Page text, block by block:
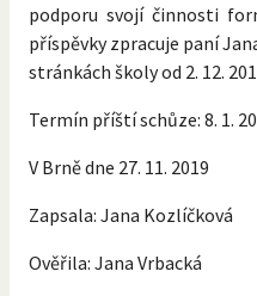
podporu svojí činnosti
příspěvky zpracuje paní
stránkách školy od 2. 12.
Termín příští schůze: 8. 1.
V Brně dne 27. 11. 2019
Zapsala: Jana Kozlíčková
Ověřila: Jana Vrbacká